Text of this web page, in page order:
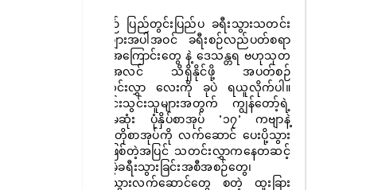
နေ့စဉ် ပြည်တွင်းပြည်ပ ခရီးသွားသတင်း
ထူးများအပါအဝင် ခရီးစဉ်လည်ပတ်စရာ
များအကြောင်းတွေ နဲ့ ဒေသန္တရ ဗဟုသုတ
အစုံအလင် သိရှိနိုင်ဖို့ အပတ်စဉ်
သတင်းလွှာ လေးကို ခုပဲ ရယူလိုက်ပါ။
စာရင်းသွင်းသူများအတွက် ကျွန်တော့်ရဲ့
ပထမဆုံး ပုံနှိပ်စာအုပ် "၁၇" ကဗျာနဲ့
ဝတ္ထုတိုစာအုပ်ကို လက်ဆောင် ပေးပို့သွား
မှာ ဖြစ်တဲ့အပြင် သတင်းလွှာကနေတဆင့်
အခမဲ့ခရီးသွားခြင်းအစီအစဉ်တွေ၊
ခရီးသွားလက်ဆောင်တွေ စတဲ့ ထူးခြား